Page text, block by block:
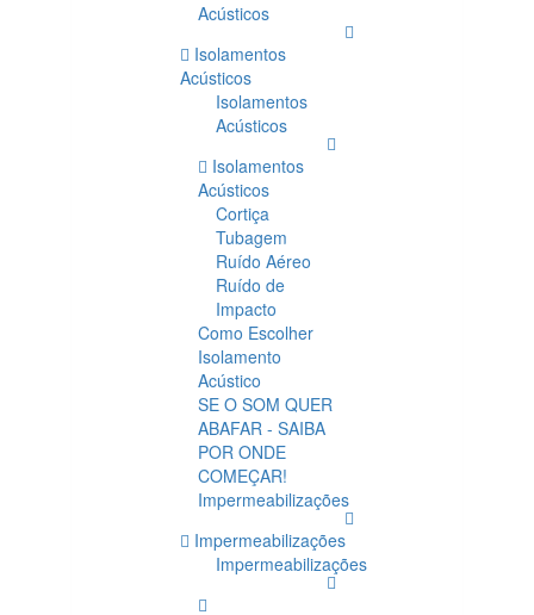
Acústicos
Isolamentos
Acústicos
Isolamentos
Acústicos
Isolamentos
Acústicos
Cortiça
Tubagem
Ruído Aéreo
Ruído de
Impacto
Como Escolher
Isolamento
Acústico
SE O SOM QUER
ABAFAR - SAIBA
POR ONDE
COMEÇAR!
Impermeabilizações
Impermeabilizações
Impermeabilizações